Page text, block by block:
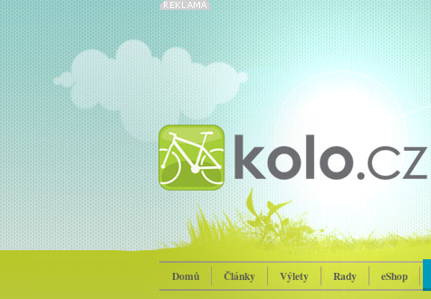
Domů Články Výlety Rady eShop